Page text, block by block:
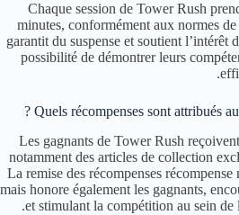
Chaque session de Tower Rush
minutes, conformément aux normes
garantit du suspense et soutient l’intérêt
possibilité de démontrer leurs
Quels récompenses sont attribués
Les gagnants de Tower Rush
notamment des articles de collection
La remise des récompenses
mais honore également les gagnants,
et stimulant la compétition au sein de